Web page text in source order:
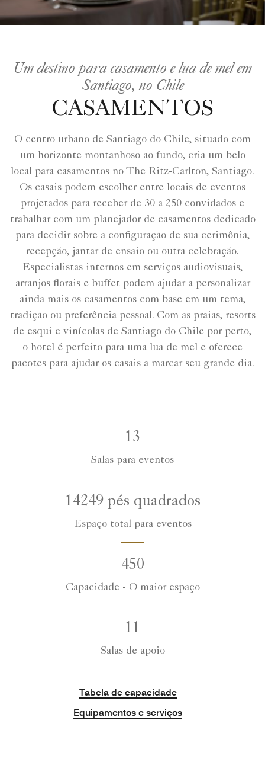
Um destino para casamento e lua de mel em
Santiago, no Chile
CASAMENTOS
O centro urbano de Santiago do Chile, situado com
um horizonte montanhoso ao fundo, cria um belo
local para casamentos no The Ritz-Carlton, Santiago.
Os casais podem escolher entre locais de eventos
projetados para receber de 30 a 250 convidados e
trabalhar com um planejador de casamentos dedicado
para decidir sobre a configuração de sua cerimônia,
recepção, jantar de ensaio ou outra celebração.
Especialistas internos em serviços audiovisuais,
arranjos florais e buffet podem ajudar a personalizar
ainda mais os casamentos com base em um tema,
tradição ou preferência pessoal. Com as praias, resorts
de esqui e vinícolas de Santiago do Chile por perto,
o hotel é perfeito para uma lua de mel e oferece
pacotes para ajudar os casais a marcar seu grande dia.
13
Salas para eventos
14249 pés quadrados
Espaço total para eventos
450
Capacidade - O maior espaço
11
Salas de apoio
Tabela de capacidade
Equipamentos e serviços